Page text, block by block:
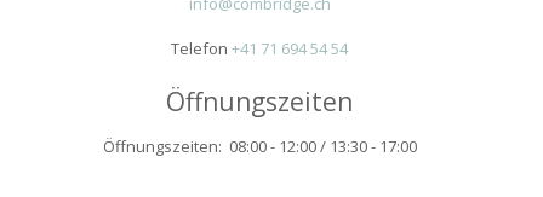
Telefon +41 71 694 54 54
Öffnungszeiten
Öffnungszeiten: 08:00 - 12:00 / 13:30 - 17:00